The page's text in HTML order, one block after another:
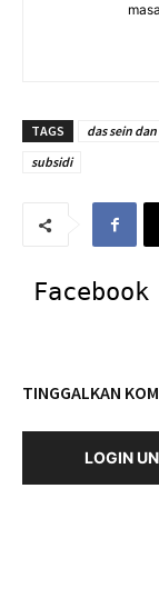
TAGS das sein
subsidi
Facebook
TINGGALKAN
LOGIN